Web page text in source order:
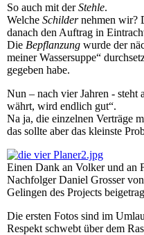
So auch mit derStehle.
Welche Schildernehmen wir?
danach den Auftrag in
Die Bepflanzung wurde der
meiner Wassersuppe“
gegeben habe.
Nun – nach vier Jahren - steht
währt, wird endlich gut“.
Na ja, die einzelnen Verträge
das sollte aber das kleinste
Einen Dank an Volker und an
Nachfolger Daniel Grosser
Gelingen des Projects
Die ersten Fotos sind im
Respekt schwebt über dem